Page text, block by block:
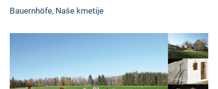
Bauernhöfe, Naše kmetije